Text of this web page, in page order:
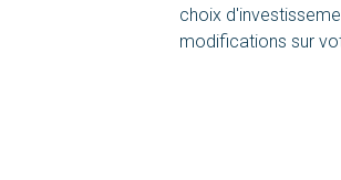
choix
modifications sur